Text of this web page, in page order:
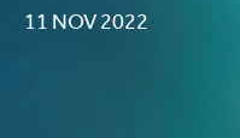
11 NOV 2022